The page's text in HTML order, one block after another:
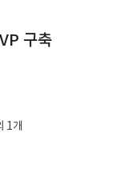
구축
1개